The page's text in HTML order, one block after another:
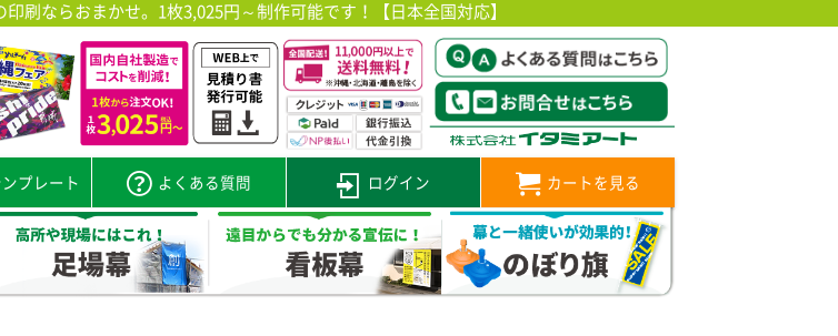
刷ならおまかせ。1枚3,025円～制作可能です！【日本全国対応】
プレート よくある質問 ログイン カートを見る